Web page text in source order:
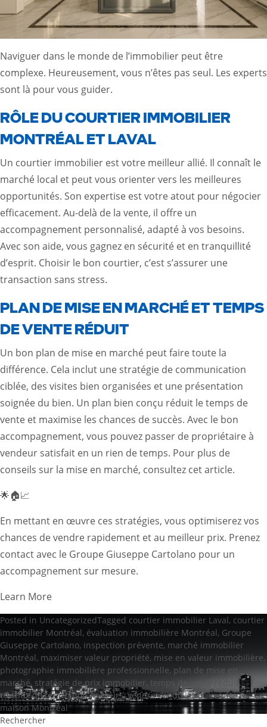
Naviguer dans le monde de l’immobilier peut être
complexe. Heureusement, vous n’êtes pas seul. Les experts
sont là pour vous guider.
RÔLE DU COURTIER IMMOBILIER
MONTRÉAL ET LAVAL
Un courtier immobilier est votre meilleur allié. Il connaît le
marché local et peut vous orienter vers les meilleures
opportunités. Son expertise est votre atout pour négocier
efficacement. Au-delà de la vente, il offre un
accompagnement personnalisé, adapté à vos besoins.
Avec son aide, vous gagnez en sécurité et en tranquillité
d’esprit. Choisir le bon courtier, c’est s’assurer une
transaction sans stress.
PLAN DE MISE EN MARCHÉ ET TEMPS
DE VENTE RÉDUIT
Un bon plan de mise en marché peut faire toute la
différence. Cela inclut une stratégie de communication
ciblée, des visites bien organisées et une présentation
soignée du bien. Un plan bien conçu réduit le temps de
vente et maximise les chances de succès. Avec le bon
accompagnement, vous pouvez passer de propriétaire à
vendeur satisfait en un rien de temps. Pour plus de
conseils sur la mise en marché, consultez cet article.
🌟🏠📈
En mettant en œuvre ces stratégies, vous optimiserez vos
chances de vendre rapidement et au meilleur prix. Prenez
contact avec le Groupe Giuseppe Cartolano pour un
accompagnement sur mesure.
Learn More
Posted in UncategorizedTagged courtier immobilier Laval, courtier
immobilier Montréal, évaluation immobilière Montréal, Groupe
Giuseppe Cartolano, inspection prévente, marché immobilier
Montréal, maximiser valeur propriété, mise en valeur immobilière,
photographie immobilière professionnelle, plan de mise en
marché, stratégie de prix immobilier, temps de vente réduit ,
travaux de rénovation mineurs,vendre condo Laval,vendre
maison Montréal
Rechercher